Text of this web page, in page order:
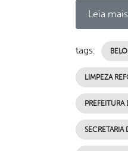
Leia
tags:
LIMPEZA
SECRETARIA